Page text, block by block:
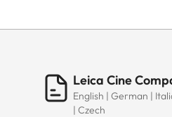
Leica Cine
English | German |
| Czech